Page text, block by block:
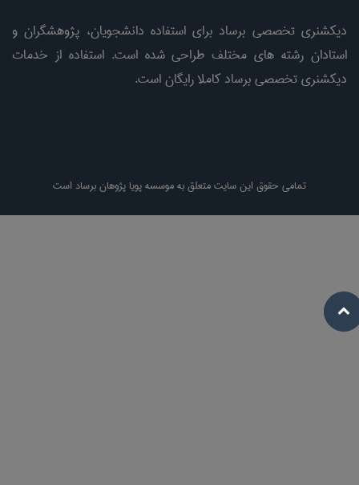
دیکشنری تخصصی برساد برای استفاده دانشجویان، پژوهشگران و
استادان رشته های مختلف طراحی شده است. استفاده از خدمات
دیکشنری تخصصی برساد کاملا رایگان است.
تمامی حقوق این سایت متعلق به موسسه پویا پژوهان برساد است